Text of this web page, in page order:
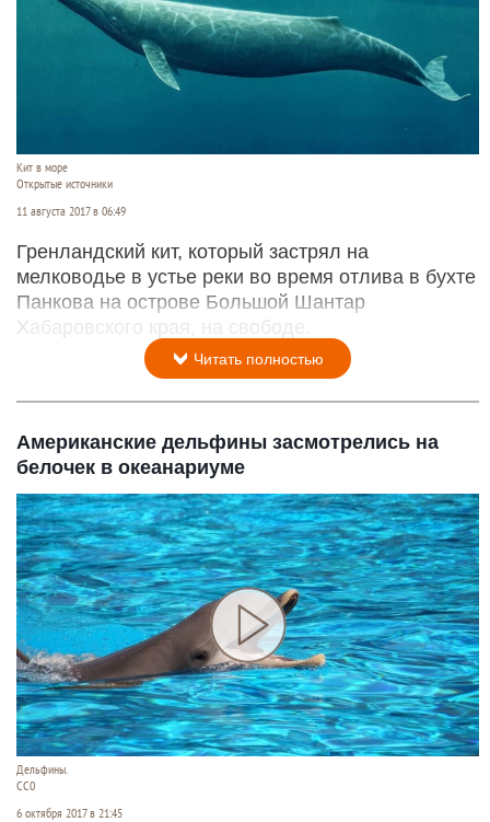
Кит в море
Открытые источники
11 августа 2017 в 06:49
Гренландский кит, который застрял на
мелководье в устье реки во время отлива в бухте
Панкова на острове Большой Шантар
Хабаровского края, на свободе.
Читать полностью
Американские дельфины засмотрелись на
белочек в океанариуме
Дельфины.
СС0
6 октября 2017 в 21:45